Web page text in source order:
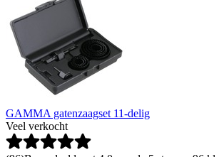
GAMMA gatenzaagset 11-delig
Veel verkocht